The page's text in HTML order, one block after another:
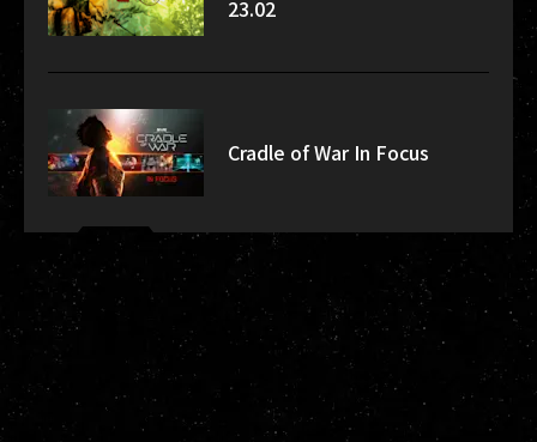
23.02
Cradle of War In Focus